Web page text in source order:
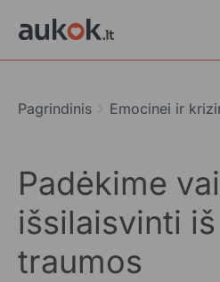
Pagrindinis Emocinei ir
Padėkime
išsilaisvinti
traumos